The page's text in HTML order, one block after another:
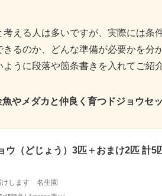
える人は多いですが、実際には条
るのか、どんな準備が必要かを分
うに段落や箇条書きを入れてご紹
魚やメダカと仲良く育つドジョウセ
ウ（どじょう）3匹＋おまけ2匹 計
けします 名生園